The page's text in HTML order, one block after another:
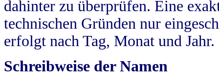
dahinter zu überprüfen. Eine
technischen Gründen nur
erfolgt nach Tag, Monat und Jahr.
Schreibweise der Namen